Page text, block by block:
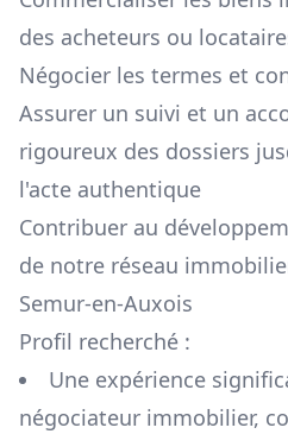
des acheteurs ou
Négocier les termes et
Assurer un suivi et un
rigoureux des dossiers
l'acte authentique
Contribuer au
de notre réseau
Semur-en-Auxois
Profil recherché :
Une expérience
négociateur immobilier,